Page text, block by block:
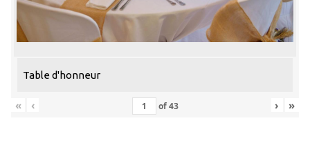
Table d'honneur
« ‹ of43 › »